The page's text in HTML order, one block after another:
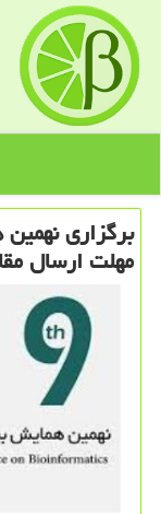
برگزاری نهمین
مهلت ارسال